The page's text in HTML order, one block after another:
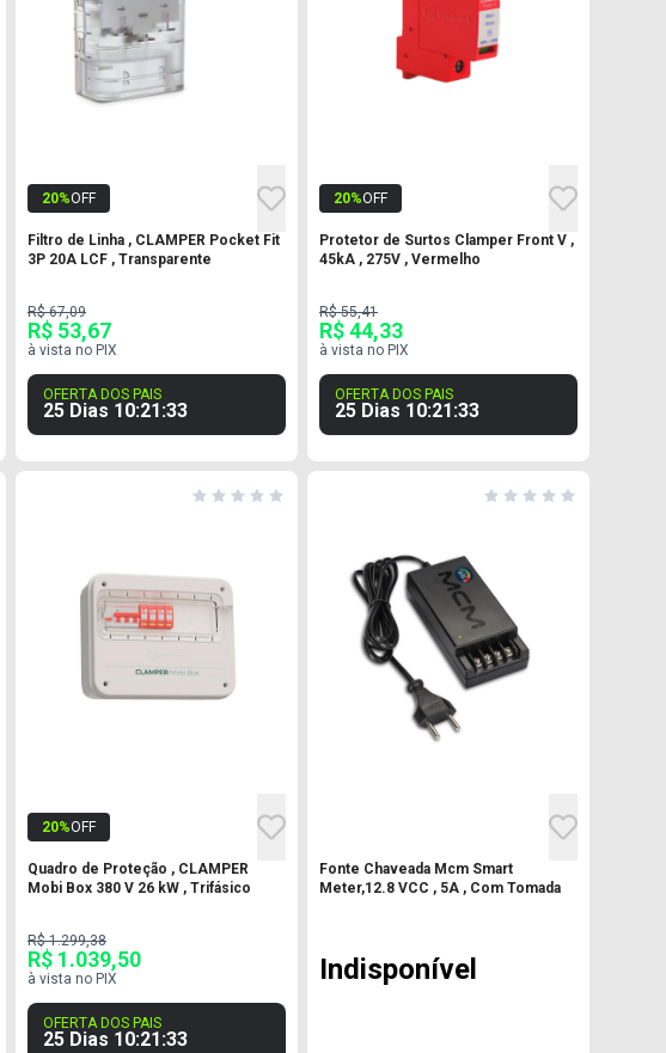
20%OFF
Filtro de Linha , CLAMPER Pocket Fit
3P 20A LCF , Transparente
R$ 67,09
R$ 53,67
à vista no PIX
OFERTA DOS PAIS
25 Dias 10:21 :32
20%OFF
Protetor de Surtos Clamper Front V ,
45kA , 275V , Vermelho
R$ 55,41
R$ 44,33
à vista no PIX
OFERTA DOS PAIS
25 Dias 10:21 :32
20%OFF
Quadro de Proteção , CLAMPER
Mobi Box 380 V 26 kW , Trifásico
R$ 1.299,38
R$ 1.039,50
à vista no PIX
OFERTA DOS PAIS
25 Dias 10:21 :32
Fonte Chaveada Mcm Smart
Meter,12.8 VCC , 5A , Com Tomada
Indisponível